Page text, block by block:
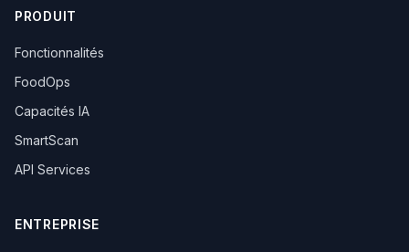
PRODUIT
Fonctionnalités
FoodOps
Capacités IA
SmartScan
API Services
ENTREPRISE